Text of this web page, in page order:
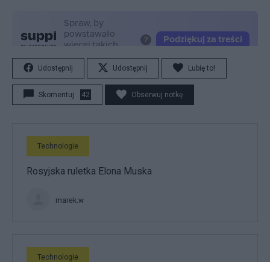
Udostępnij Udostępnij Lubię to!
Skomentuj 42 Obserwuj notkę
Technologie
Rosyjska ruletka Elona Muska
marek.w
Technologie